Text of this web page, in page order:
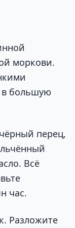
моркови.
большую
перец,
Всё
час.
Разложите